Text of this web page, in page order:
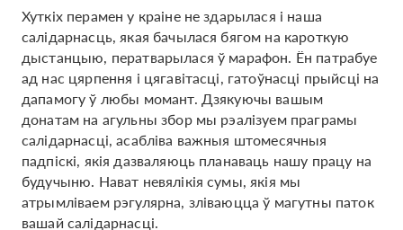
Хуткіх перамен у краіне не здарылася і наша
салідарнасць, якая бачылася бягом на кароткую
дыстанцыю, ператварылася ў марафон. Ён патрабуе
ад нас цярпення і цягавітасці, гатоўнасці прыйсці на
дапамогу ў любы момант. Дзякуючы вашым
донатам на агульны збор мы рэалізуем праграмы
салідарнасці, асабліва важныя штомесячныя
падпіскі, якія дазваляюць планаваць нашу працу на
будучыню. Нават невялікія сумы, якія мы
атрымліваем рэгулярна, зліваюцца ў магутны паток
вашай салідарнасці.